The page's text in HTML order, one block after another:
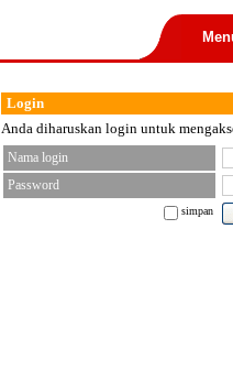
Login
Anda diharuskan login untuk
Nama login
Password
simpan